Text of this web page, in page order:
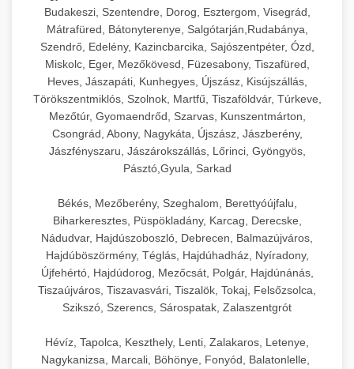
chef-iparikonyhagepek.hu
kereskedelmi konyhai megoldások
Budakeszi, Szentendre, Dorog, Esztergom, Visegrád,
Mátrafüred, Bátonyterenye, Salgótarján,Rudabánya,
Szendrő, Edelény, Kazincbarcika, Sajószentpéter, Ózd,
Miskolc, Eger, Mezőkövesd, Füzesabony, Tiszafüred,
Heves, Jászapáti, Kunhegyes, Újszász, Kisújszállás,
Törökszentmiklós, Szolnok, Martfű, Tiszaföldvár, Túrkeve,
Mezőtúr, Gyomaendrőd, Szarvas, Kunszentmárton,
Csongrád, Abony, Nagykáta, Újszász, Jászberény,
Jászfényszaru, Jászárokszállás, Lőrinci, Gyöngyös,
Pásztó,Gyula, Sarkad
Békés, Mezőberény, Szeghalom, Berettyóújfalu,
Biharkeresztes, Püspökladány, Karcag, Derecske,
Nádudvar, Hajdúszoboszló, Debrecen, Balmazújváros,
Hajdúböszörmény, Téglás, Hajdúhadház, Nyíradony,
Újfehértó, Hajdúdorog, Mezőcsát, Polgár, Hajdúnánás,
Tiszaújváros, Tiszavasvári, Tiszalök, Tokaj, Felsőzsolca,
Szikszó, Szerencs, Sárospatak, Zalaszentgrót
Hévíz, Tapolca, Keszthely, Lenti, Zalakaros, Letenye,
Nagykanizsa, Marcali, Böhönye, Fonyód, Balatonlelle,